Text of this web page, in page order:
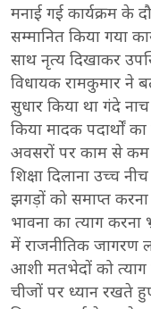
मनाई गई कार्यक्रम के
सम्मानित किया गया
साथ नृत्य दिखाकर
विधायक रामकुमार ने
सुधार किया था गंदे
किया मादक पदार्थों
अवसरों पर काम से कम
शिक्षा दिलाना उच्च
झगड़ों को समाप्त
भावना का त्याग करना
में राजनीतिक जागरण
आशी मतभेदों को त्याग
चीजों पर ध्यान रखते